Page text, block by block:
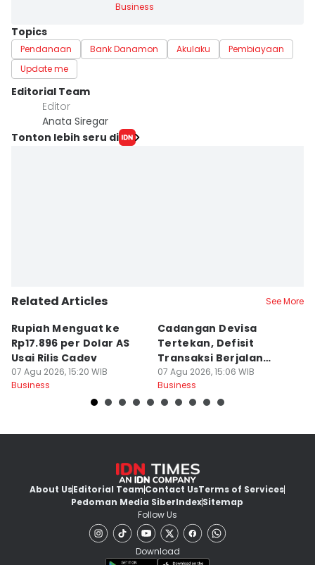
Business
Topics
Pendanaan Bank Danamon Akulaku
Pembiayaan
Update me
Editorial Team
Editor
Anata Siregar
Tonton lebih seru di
Related Articles See More
Rupiah Menguat ke
Rp17.896 per Dolar AS
Usai Rilis Cadev
07 Agu 2026, 15:20 WIB
Business
Cadangan Devisa
Tertekan, Defisit
Transaksi Berjalan
Bakal Melebar
07 Agu 2026, 15:06 WIB
Business
About UsEditorial TeamContact UsTerms of Services
Pedoman Media SiberIndexSitemap
Follow Us
Download